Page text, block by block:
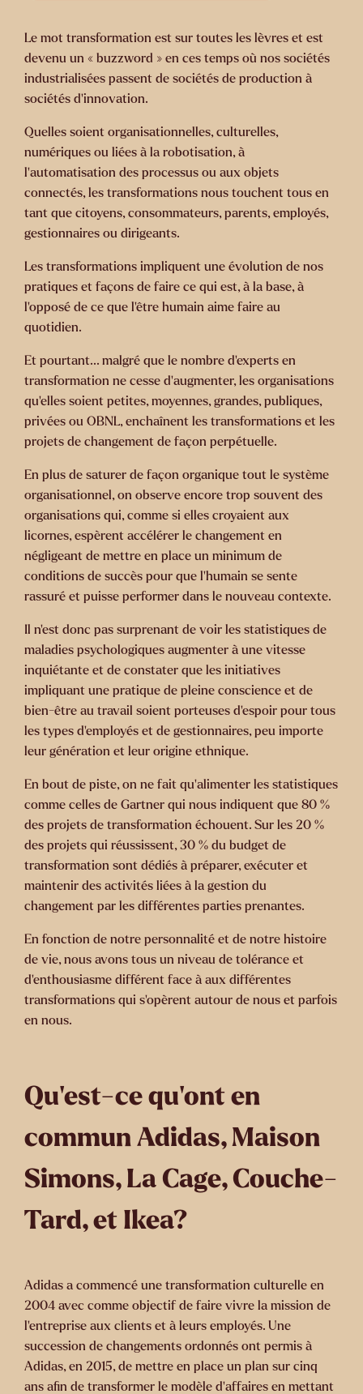
Le mot transformation est sur toutes les lèvres et est
devenu un « buzzword » en ces temps où nos sociétés
industrialisées passent de sociétés de production à
sociétés d’innovation.
Quelles soient organisationnelles, culturelles,
numériques ou liées à la robotisation, à
l’automatisation des processus ou aux objets
connectés, les transformations nous touchent tous en
tant que citoyens, consommateurs, parents, employés,
gestionnaires ou dirigeants.
Les transformations impliquent une évolution de nos
pratiques et façons de faire ce qui est, à la base, à
l’opposé de ce que l’être humain aime faire au
quotidien.
Et pourtant... malgré que le nombre d’experts en
transformation ne cesse d’augmenter, les organisations
qu’elles soient petites, moyennes, grandes, publiques,
privées ou OBNL, enchaînent les transformations et les
projets de changement de façon perpétuelle.
En plus de saturer de façon organique tout le système
organisationnel, on observe encore trop souvent des
organisations qui, comme si elles croyaient aux
licornes, espèrent accélérer le changement en
négligeant de mettre en place un minimum de
conditions de succès pour que l’humain se sente
rassuré et puisse performer dans le nouveau contexte.
Il n’est donc pas surprenant de voir les statistiques de
maladies psychologiques augmenter à une vitesse
inquiétante et de constater que les initiatives
impliquant une pratique de pleine conscience et de
bien-être au travail soient porteuses d’espoir pour tous
les types d’employés et de gestionnaires, peu importe
leur génération et leur origine ethnique.
En bout de piste, on ne fait qu’alimenter les statistiques
comme celles de Gartner qui nous indiquent que 80 %
des projets de transformation échouent. Sur les 20 %
des projets qui réussissent, 30 % du budget de
transformation sont dédiés à préparer, exécuter et
maintenir des activités liées à la gestion du
changement par les différentes parties prenantes.
En fonction de notre personnalité et de notre histoire
de vie, nous avons tous un niveau de tolérance et
d’enthousiasme différent face à aux différentes
transformations qui s’opèrent autour de nous et parfois
en nous.
Qu’est-ce qu’ont en
commun Adidas, Maison
Simons, La Cage, Couche-
Tard, et Ikea?
Adidas a commencé une transformation culturelle en
2004 avec comme objectif de faire vivre la mission de
l’entreprise aux clients et à leurs employés. Une
succession de changements ordonnés ont permis à
Adidas, en 2015, de mettre en place un plan sur cinq
ans afin de transformer le modèle d’affaires en mettant